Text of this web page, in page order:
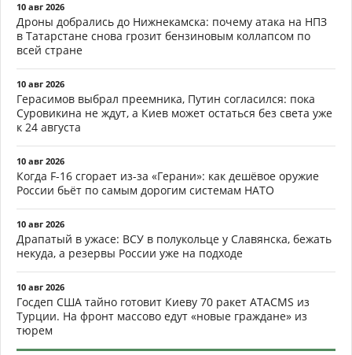
10 авг 2026
Дроны добрались до Нижнекамска: почему атака на НПЗ
в Татарстане снова грозит бензиновым коллапсом по
всей стране
10 авг 2026
Герасимов выбрал преемника, Путин согласился: пока
Суровикина не ждут, а Киев может остаться без света уже
к 24 августа
10 авг 2026
Когда F-16 сгорает из-за «Герани»: как дешёвое оружие
России бьёт по самым дорогим системам НАТО
10 авг 2026
Драпатый в ужасе: ВСУ в полукольце у Славянска, бежать
некуда, а резервы России уже на подходе
10 авг 2026
Госдеп США тайно готовит Киеву 70 ракет ATACMS из
Турции. На фронт массово едут «новые граждане» из
тюрем